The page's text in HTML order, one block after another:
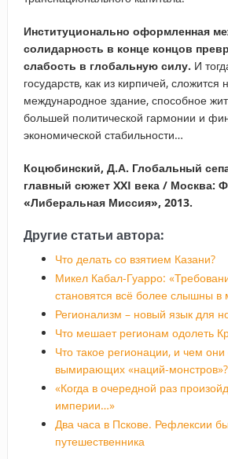
Институционально оформленная
солидарность в конце концов
слабость в глобальную силу. И
государств, как из кирпичей, сложится
международное здание, способное
большей политической гармонии и
экономической стабильности…
Коцюбинский, Д.А. Глобальный
главный сюжет XXI века / Москва:
«Либеральная Миссия», 2013.
Другие статьи автора:
Что делать со взятием Казани?
Микел Кабал-Гуарро:
становятся всё более слышны в
Регионализм – новый язык для
Что мешает регионам одолеть
Что такое регионации, и чем
вымирающих «наций-монстров»?
«Когда в очередной раз
империи…»
Два часа в Пскове. Рефлексии
путешественника